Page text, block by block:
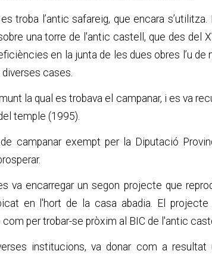
troba l’antic safareig, que encara
una torre de l'antic castell, que des del
en la junta de les dues obres l’u de
cases.
la qual es trobava el campanar, i es va
temple (1995).
campanar exempt per la Diputació
va encarregar un segon projecte que
en l'hort de la casa abadia. El
per trobar-se pròxim al BIC de l'antic
institucions, va donar com a resultat